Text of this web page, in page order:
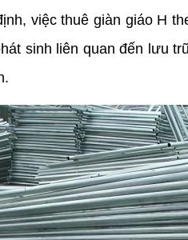
việc thuê giàn giáo H
sinh liên quan đến lưu